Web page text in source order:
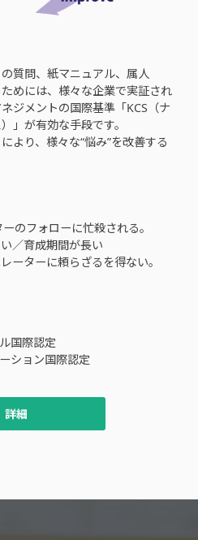
質問、紙マニュアル、属人
めには、様々な企業で実証され
ジメントの国際基準「KCS（ナ
」が有効な手段です。
より、様々な“悩み”を改善する
のフォローに忙殺される。
／育成期間が長い
ーターに頼らざるを得ない。
国際認定
ション国際認定
詳細